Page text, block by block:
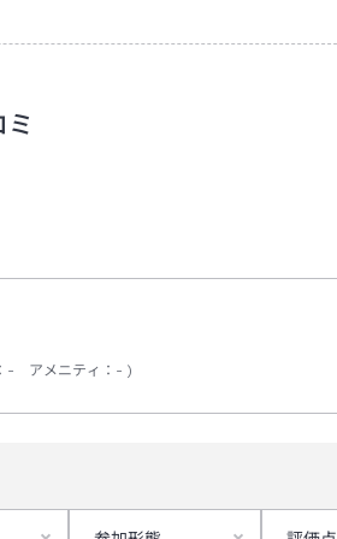
： - アメニティ ： -